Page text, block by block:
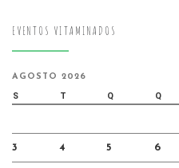
EVENTOS VITAMINADOS
AGOSTO 2026
S T Q Q
3 4 5 6